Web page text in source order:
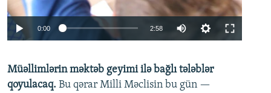
0:00 2:58
360p
480p
Müəllimlərin məktəb geyimi ilə bağlı tələblər
qoyulacaq. Bu qərar Milli Məclisin bu gün —